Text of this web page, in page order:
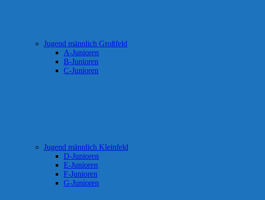
Jugend männlich Großfeld
A-Junioren
B-Junioren
C-Junioren
Jugend männlich Kleinfeld
D-Junioren
E-Junioren
F-Junioren
G-Junioren